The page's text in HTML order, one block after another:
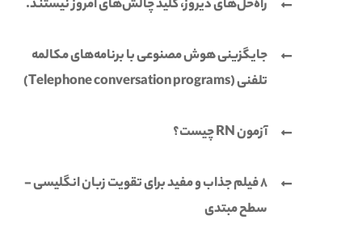
راه‌حل‌های دیروز، کلید چالش‌های امروز نیستند.
جایگزینی هوش مصنوعی با برنامه‌های مکالمه
تلفنی (Telephone conversation programs)
آزمون RN چیست؟
8 فیلم جذاب و مفید برای تقویت زبان انگلیسی -
سطح مبتدی